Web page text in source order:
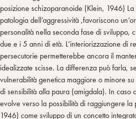
posizione schizoparanoide (Klein, 1946)
patologia dell’aggressività ,favoriscono
personalità nella seconda fase di sviluppo,
due e i 5 anni di età. L’interiorizzazione di
persecutorie permetterebbe ancora il
idealizzate scisse. La differenza può farla,
vulnerabilità genetica maggiore o minore
di sensibilità alla paura (amigdala). In caso
evolve verso la possibilità di raggiungere la
1946) come sviluppo di un concetto